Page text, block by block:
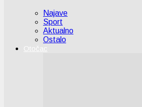
Najave
Sport
Aktualno
Ostalo
Otočac